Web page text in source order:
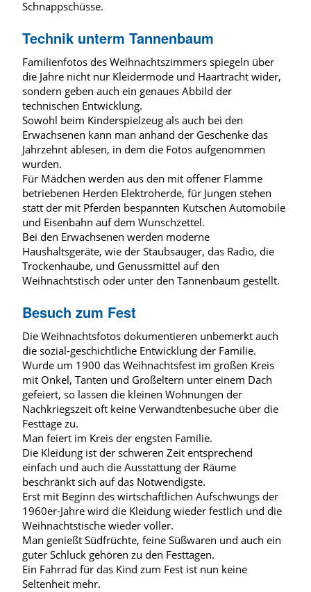
Schnappschüsse.
Technik unterm Tannenbaum
Familienfotos des Weihnachtszimmers spiegeln über
die Jahre nicht nur Kleidermode und Haartracht wider,
sondern geben auch ein genaues Abbild der
technischen Entwicklung.
Sowohl beim Kinderspielzeug als auch bei den
Erwachsenen kann man anhand der Geschenke das
Jahrzehnt ablesen, in dem die Fotos aufgenommen
wurden.
Für Mädchen werden aus den mit offener Flamme
betriebenen Herden Elektroherde, für Jungen stehen
statt der mit Pferden bespannten Kutschen Automobile
und Eisenbahn auf dem Wunschzettel.
Bei den Erwachsenen werden moderne
Haushaltsgeräte, wie der Staubsauger, das Radio, die
Trockenhaube, und Genussmittel auf den
Weihnachtstisch oder unter den Tannenbaum gestellt.
Besuch zum Fest
Die Weihnachtsfotos dokumentieren unbemerkt auch
die sozial-geschichtliche Entwicklung der Familie.
Wurde um 1900 das Weihnachtsfest im großen Kreis
mit Onkel, Tanten und Großeltern unter einem Dach
gefeiert, so lassen die kleinen Wohnungen der
Nachkriegszeit oft keine Verwandtenbesuche über die
Festtage zu.
Man feiert im Kreis der engsten Familie.
Die Kleidung ist der schweren Zeit entsprechend
einfach und auch die Ausstattung der Räume
beschränkt sich auf das Notwendigste.
Erst mit Beginn des wirtschaftlichen Aufschwungs der
1960er-Jahre wird die Kleidung wieder festlich und die
Weihnachtstische wieder voller.
Man genießt Südfrüchte, feine Süßwaren und auch ein
guter Schluck gehören zu den Festtagen.
Ein Fahrrad für das Kind zum Fest ist nun keine
Seltenheit mehr.